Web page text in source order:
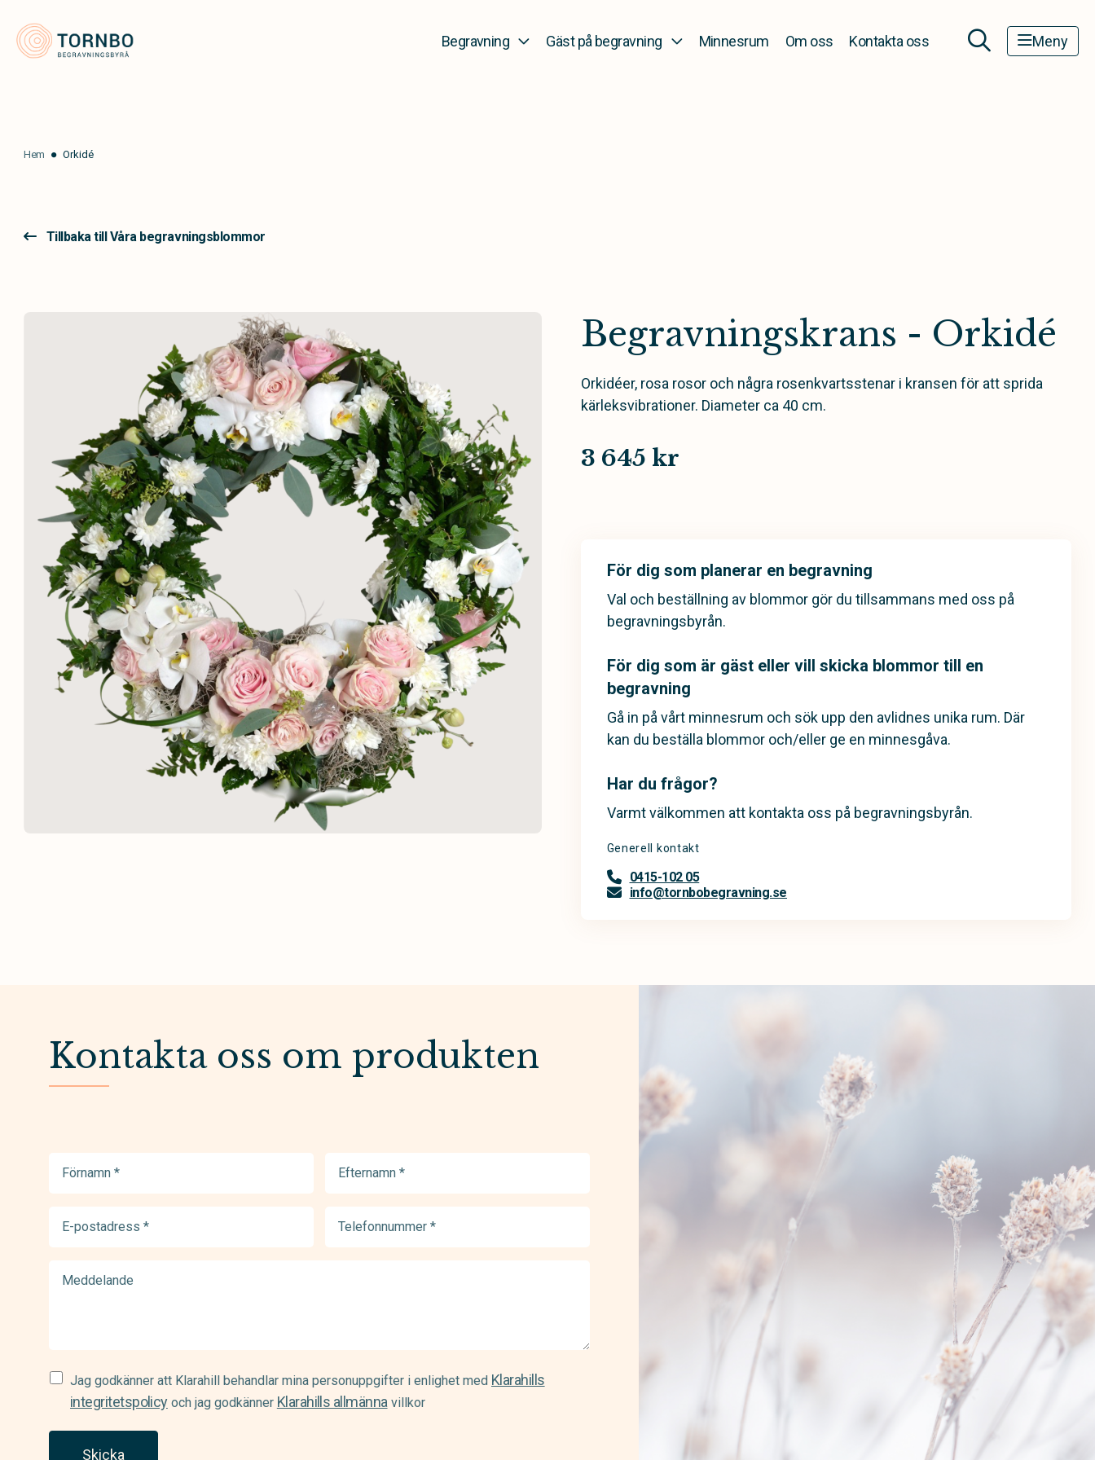
Begravning Gäst på begravning Minnesrum Om oss Kontakta oss Meny
Hem Orkidé
Tillbaka till Våra begravningsblommor
Begravningskrans - Orkidé
Orkidéer, rosa rosor och några rosenkvartsstenar i kransen för att sprida
kärleksvibrationer. Diameter ca 40 cm.
3 645 kr
För dig som planerar en begravning
Val och beställning av blommor gör du tillsammans med oss på
begravningsbyrån.
För dig som är gäst eller vill skicka blommor till en
begravning
Gå in på vårt minnesrum och sök upp den avlidnes unika rum. Där
kan du beställa blommor och/eller ge en minnesgåva.
Har du frågor?
Varmt välkommen att kontakta oss på begravningsbyrån.
Generell kontakt
0415-102 05
info@tornbobegravning.se
Kontakta oss om produkten
postadress
Samtycke
(Required)
Jag godkänner att Klarahill behandlar mina personuppgifter i enlighet med Klarahills
integritetspolicyoch jag godkänner Klarahills allmännavillkor
Skicka